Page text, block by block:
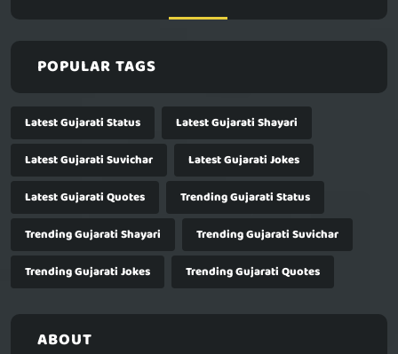
POPULAR TAGS
Latest Gujarati Status
Latest Gujarati Shayari
Latest Gujarati Suvichar
Latest Gujarati Jokes
Latest Gujarati Quotes
Trending Gujarati Status
Trending Gujarati Shayari
Trending Gujarati Suvichar
Trending Gujarati Jokes
Trending Gujarati Quotes
ABOUT